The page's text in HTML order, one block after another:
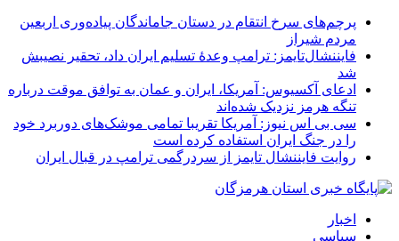
پرچم‌های سرخ انتقام در دستان جاماندگان پیاده‌وری اربعین
مردم شیراز
فایننشال‌تایمز: ترامپ وعدۀ تسلیم ایران داد، تحقیر نصیبش
شد
ادعای آکسیوس: آمریکا، ایران و عمان به توافق موقت درباره
تنگه هرمز نزدیک شده‌اند
سی بی اس نیوز: آمریکا تقریبا تمامی موشک‌های دوربرد خود
را در جنگ ایران استفاده کرده است
روایت فایننشال تایمز از سردرگمی ترامپ در قبال ایران
اخبار
سیاسی